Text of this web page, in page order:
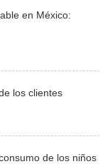
en México:
los clientes
de los niños